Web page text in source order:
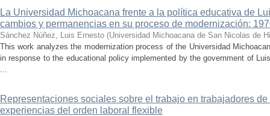
La Universidad Michoacana frente a la política educativa de
cambios y permanencias en su proceso de modernización:
Sánchez Núñez, Luis Ernesto (Universidad Michoacana de San Nicolas de
This work analyzes the modernization process of the Universidad
in response to the educational policy implemented by the government of
...
Representaciones sociales sobre el trabajo en trabajadores
experiencias del orden laboral flexible